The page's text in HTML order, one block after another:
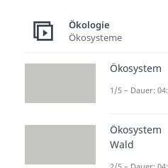
flüssig zu
auf dem
im Meer,
Ökologie
Ökosysteme
Ökosystem
1/5 – Dauer:
Ökosystem
Wald